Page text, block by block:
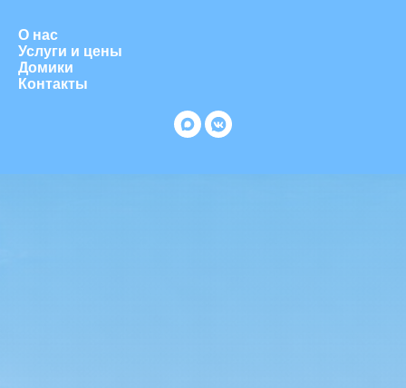
О нас
Услуги и цены
Домики
Контакты